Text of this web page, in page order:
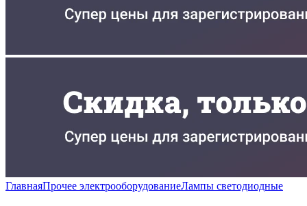
ГлавнаяПрочее электрооборудованиеЛампы светодиодные